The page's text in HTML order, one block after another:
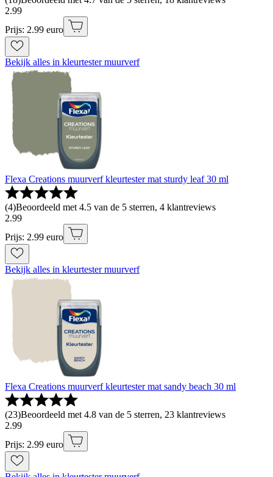
2.99
Prijs: 2.99 euro
Bekijk alles in kleurtester muurverf
Flexa Creations muurverf kleurtester mat sturdy leaf 30 ml
(4)Beoordeeld met 4.5 van de 5 sterren, 4 klantreviews
2.99
Prijs: 2.99 euro
Bekijk alles in kleurtester muurverf
Flexa Creations muurverf kleurtester mat sandy beach 30 ml
(23)Beoordeeld met 4.8 van de 5 sterren, 23 klantreviews
2.99
Prijs: 2.99 euro